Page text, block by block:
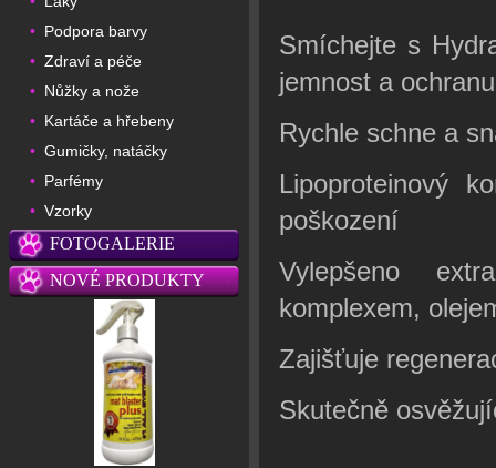
• Podpora barvy
• Zdraví a péče
• Nůžky a nože
• Kartáče a hřebeny
• Gumičky, natáčky
• Parfémy
• Vzorky
FOTOGALERIE
NOVÉ PRODUKTY
Smíchejte s
jemnost a ochranu
Rychle schne a
Lipoproteinový
poškození
Vylepšeno
komplexem,
Zajišťuje
Skutečně